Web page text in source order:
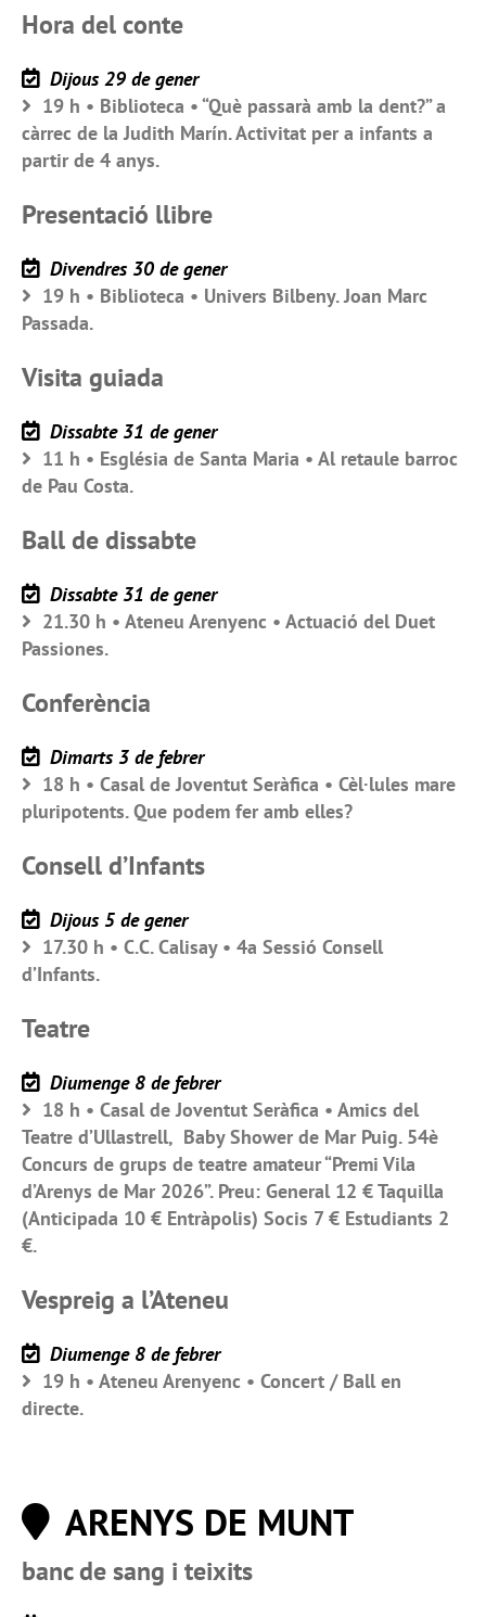
Hora del conte
Dijous 29 de gener
19 h • Biblioteca • “Què passarà amb la dent?” a
càrrec de la Judith Marín. Activitat per a infants a
partir de 4 anys.
Presentació llibre
Divendres 30 de gener
19 h • Biblioteca • Univers Bilbeny. Joan Marc
Passada.
Visita guiada
Dissabte 31 de gener
11 h • Església de Santa Maria • Al retaule barroc
de Pau Costa.
Ball de dissabte
Dissabte 31 de gener
21.30 h • Ateneu Arenyenc • Actuació del Duet
Passiones.
Conferència
Dimarts 3 de febrer
18 h • Casal de Joventut Seràfica • Cèl·lules mare
pluripotents. Que podem fer amb elles?
Consell d’Infants
Dijous 5 de gener
17.30 h • C.C. Calisay • 4a Sessió Consell
d’Infants.
Teatre
Diumenge 8 de febrer
18 h • Casal de Joventut Seràfica • Amics del
Teatre d’Ullastrell, Baby Shower de Mar Puig. 54è
Concurs de grups de teatre amateur “Premi Vila
d’Arenys de Mar 2026”. Preu: General 12 € Taquilla
(Anticipada 10 € Entràpolis) Socis 7 € Estudiants 2
€.
Vespreig a l’Ateneu
Diumenge 8 de febrer
19 h • Ateneu Arenyenc • Concert / Ball en
directe.
ARENYS DE MUNT
banc de sang i teixits